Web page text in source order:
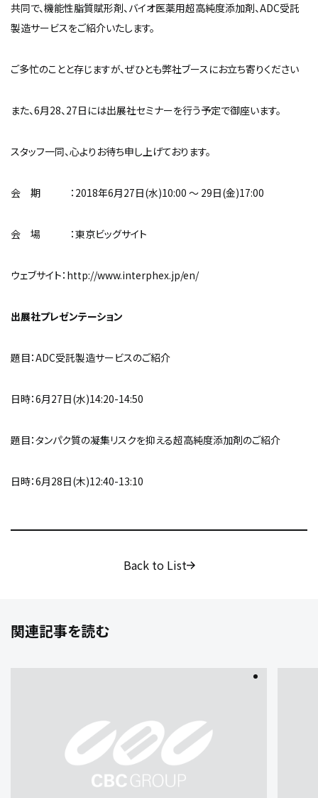
共同で、機能性脂質賦形剤、バイオ医薬用超高純度添加剤、ADC受託
製造サービスをご紹介いたします。
ご多忙のことと存じますが、ぜひとも弊社ブースにお立ち寄りください
また、6月28、27日には出展社セミナーを行う予定で御座います。
スタッフ一同、心よりお待ち申し上げております。
会 期 ：2018年6月27日(水)10:00 ～ 29日(金)17:00
会 場 ：東京ビッグサイト
ウェブサイト： http://www.interphex.jp/en/
出展社プレゼンテーション
題目：ADC受託製造サービスのご紹介
日時：6月27日(水)14:20-14:50
題目：タンパク質の凝集リスクを抑える超高純度添加剤のご紹介
日時：6月28日(木)12:40-13:10
Back to List
関連記事を読む